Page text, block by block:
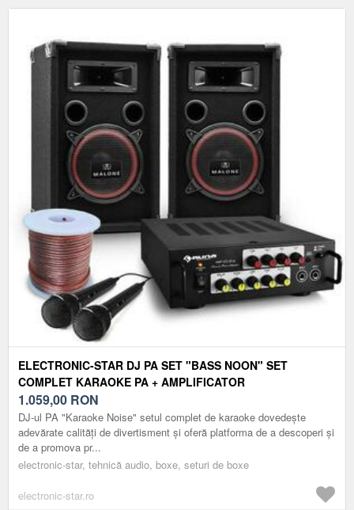
ELECTRONIC-STAR DJ PA SET "BASS NOON" SET
COMPLET KARAOKE PA + AMPLIFICATOR
1.059,00 RON
DJ-ul PA "Karaoke Noise" setul complet de karaoke dovedește
adevărate calități de divertisment și oferă platforma de a descoperi și
de a promova pr...
electronic-star, tehnică audio, boxe, seturi de boxe
electronic-star.ro